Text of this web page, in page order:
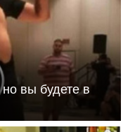
вы будете в